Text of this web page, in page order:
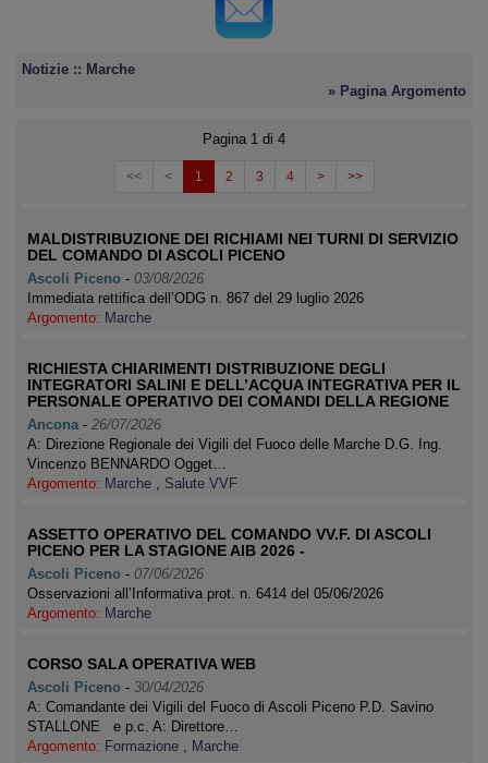
Notizie :: Marche
» Pagina Argomento
Pagina 1 di 4
<< < 1 2 3 4 > >>
MALDISTRIBUZIONE DEI RICHIAMI NEI TURNI DI SERVIZIO
DEL COMANDO DI ASCOLI PICENO
Ascoli Piceno - 03/08/2026
Immediata rettifica dell’ODG n. 867 del 29 luglio 2026
Argomento: Marche
RICHIESTA CHIARIMENTI DISTRIBUZIONE DEGLI
INTEGRATORI SALINI E DELL’ACQUA INTEGRATIVA PER IL
PERSONALE OPERATIVO DEI COMANDI DELLA REGIONE
Ancona - 26/07/2026
A: Direzione Regionale dei Vigili del Fuoco delle Marche D.G. Ing.
Vincenzo BENNARDO Ogget…
Argomento: Marche , Salute VVF
ASSETTO OPERATIVO DEL COMANDO VV.F. DI ASCOLI
PICENO PER LA STAGIONE AIB 2026 -
Ascoli Piceno - 07/06/2026
Osservazioni all’Informativa prot. n. 6414 del 05/06/2026
Argomento: Marche
CORSO SALA OPERATIVA WEB
Ascoli Piceno - 30/04/2026
A: Comandante dei Vigili del Fuoco di Ascoli Piceno P.D. Savino
STALLONE e p.c. A: Direttore…
Argomento: Formazione , Marche